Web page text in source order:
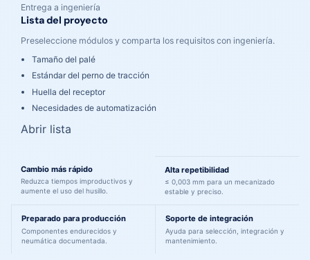
Entrega a ingeniería
Lista del proyecto
Preseleccione módulos y comparta los requisitos con ingeniería.
Tamaño del palé
Estándar del perno de tracción
Huella del receptor
Necesidades de automatización
Abrir lista
Una ruta más clara de la comparación a ingeniería
Cambio más rápido
Reduzca tiempos improductivos y
aumente el uso del husillo.
Alta repetibilidad
≤ 0,003 mm para un mecanizado
estable y preciso.
Preparado para producción
Componentes endurecidos y
neumática documentada.
Soporte de integración
Ayuda para selección, integración y
mantenimiento.